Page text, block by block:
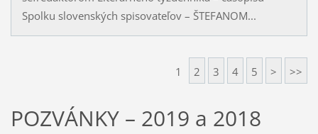
Spolku slovenských spisovateľov – ŠTEFANOM...
1 2 3 4 5 > >>
POZVÁNKY – 2019 a 2018